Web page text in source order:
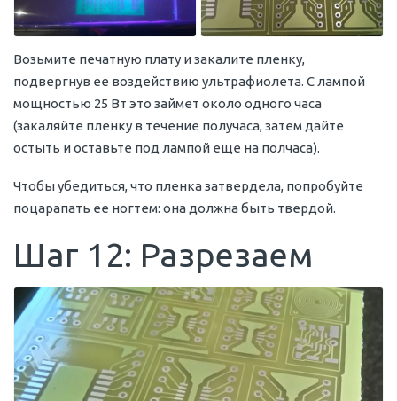
Возьмите печатную плату и закалите пленку,
подвергнув ее воздействию ультрафиолета. С лампой
мощностью 25 Вт это займет около одного часа
(закаляйте пленку в течение получаса, затем дайте
остыть и оставьте под лампой еще на полчаса).
Чтобы убедиться, что пленка затвердела, попробуйте
поцарапать ее ногтем: она должна быть твердой.
Шаг 12: Разрезаем